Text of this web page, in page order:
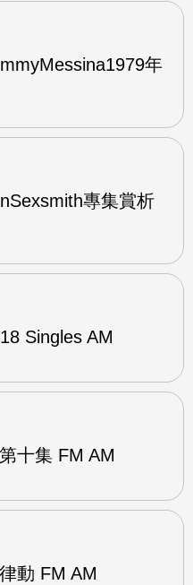
年
專集賞析
Singles AM
十集 FM AM
動 FM AM